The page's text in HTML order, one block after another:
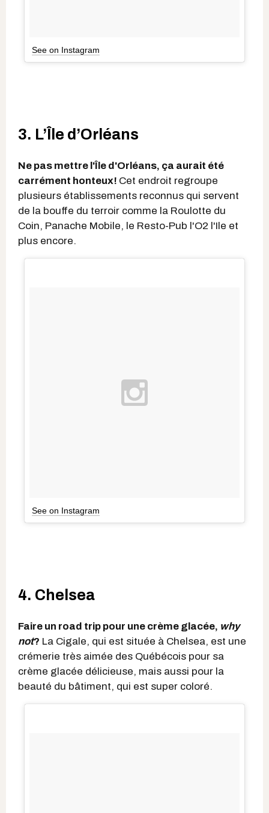
See on Instagram
3. L’Île d’Orléans
Ne pas mettre l'Île d'Orléans, ça aurait été
carrément honteux! Cet endroit regroupe
plusieurs établissements reconnus qui servent
de la bouffe du terroir comme la Roulotte du
Coin, Panache Mobile, le Resto-Pub l'O2 l'Ile et
plus encore.
See on Instagram
4. Chelsea
Faire un road trip pour une crème glacée, why
not? La Cigale, qui est située à Chelsea, est une
crémerie très aimée des Québécois pour sa
crème glacée délicieuse, mais aussi pour la
beauté du bâtiment, qui est super coloré.